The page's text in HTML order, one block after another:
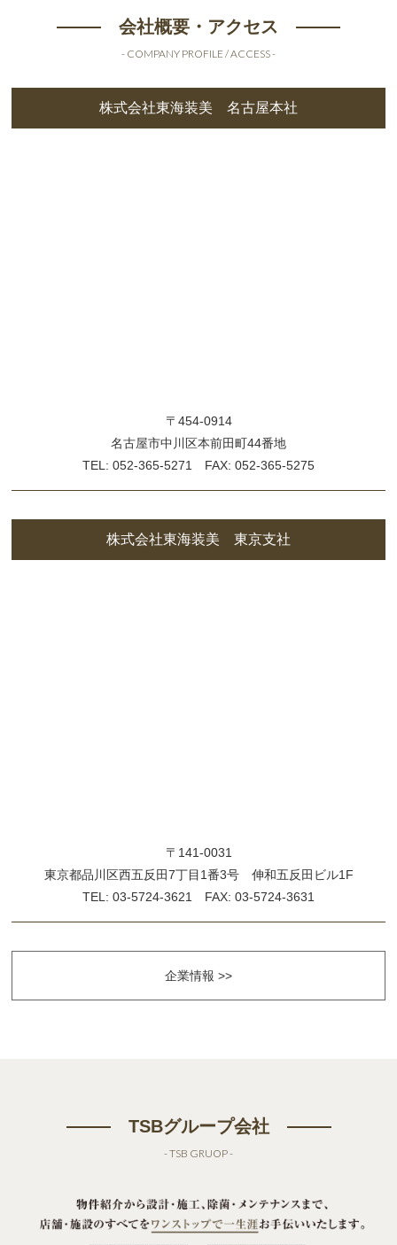
会社概要・アクセス
- COMPANY PROFILE / ACCESS -
株式会社東海装美 名古屋本社
〒454-0914
名古屋市中川区本前田町44番地
TEL: 052-365-5271 FAX: 052-365-5275
株式会社東海装美 東京支社
〒141-0031
東京都品川区西五反田7丁目1番3号 伸和五反田ビル1F
TEL: 03-5724-3621 FAX: 03-5724-3631
企業情報 >>
TSBグループ会社
- TSB GRUOP -